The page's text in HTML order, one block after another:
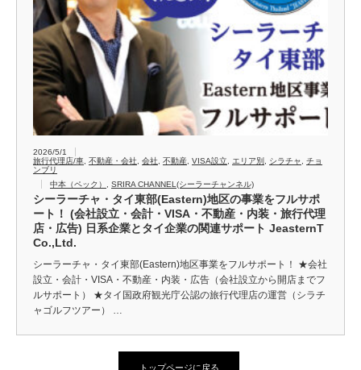
2026/5/1
旅行代理店/車 不動産・会社 会社 不動産 VISA設立 エリア別 シラチャ
チョ
ンブリ
中本（ペック）
SRIRA CHANNEL(シーラーチャンネル)
シーラーチャ・タイ東部(Eastern)地区の事業をフルサポ
ート！ (会社設立・会計・VISA・不動産・内装・旅行代理
店・広告) 日系企業とタイ企業の関連サポート JeasternT
Co.,Ltd.
シーラーチャ・タイ東部(Eastern)地区事業をフルサポート！ ★会社
設立・会計・VISA・不動産・内装・広告（会社設立から開店までフ
ルサポート） ★タイ国政府観光庁公認の旅行代理店の運営（シラチ
ャゴルフツアー） …
トップページに戻る